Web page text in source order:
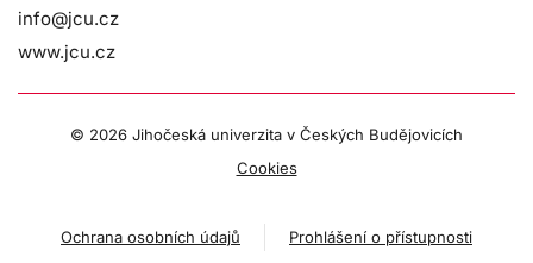
info@jcu.cz
www.jcu.cz
© 2026 Jihočeská univerzita v Českých Budějovicích
Cookies
Ochrana osobních údajů Prohlášení o přístupnosti